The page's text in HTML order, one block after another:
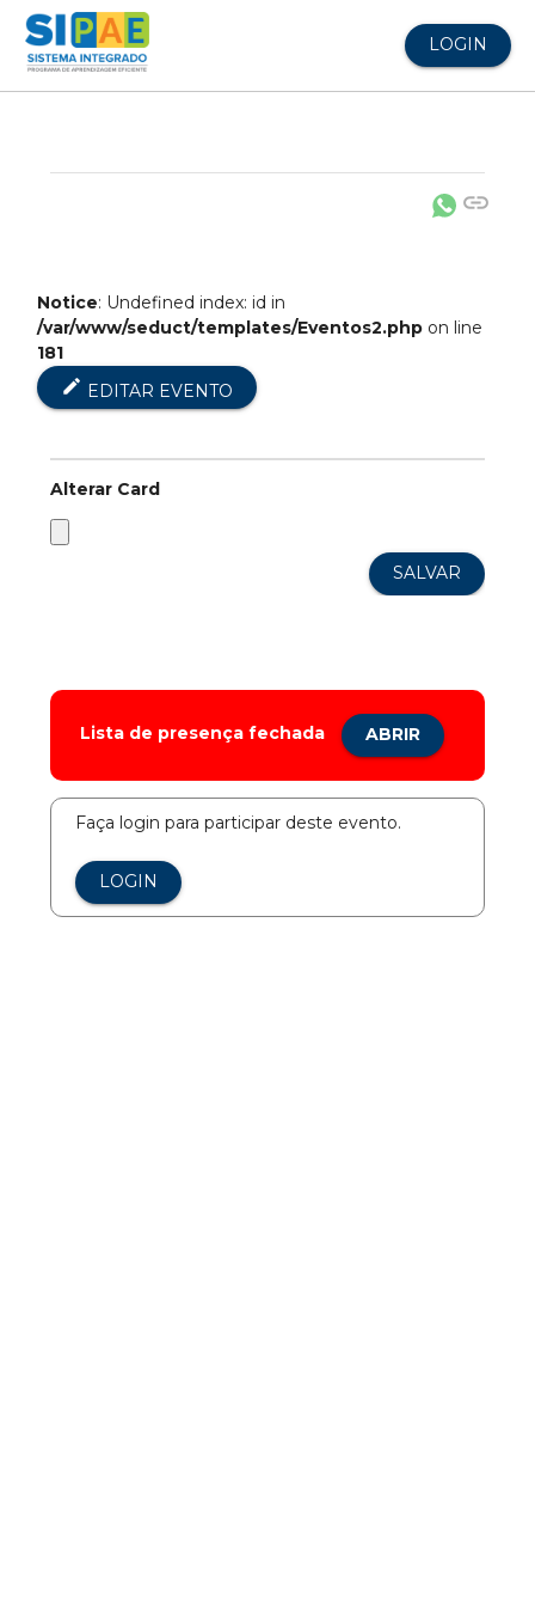
LOGIN
link
Notice: Undefined index: id in
/var/www/seduct/templates/Eventos2.php on line
181
edit EDITAR EVENTO
Alterar Card
Lista de presença fechada ABRIR
Faça login para participar deste evento.
LOGIN